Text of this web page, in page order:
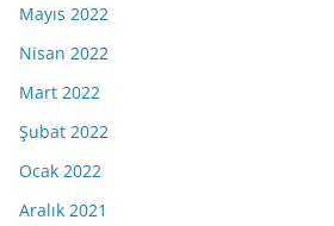
Mayıs 2022
Nisan 2022
Mart 2022
Şubat 2022
Ocak 2022
Aralık 2021